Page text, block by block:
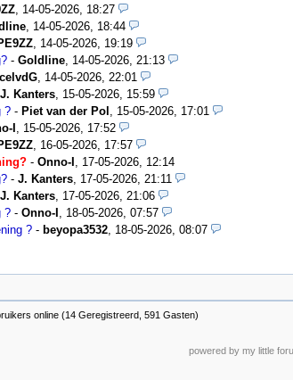
14-05-2026, 18:27
14-05-2026, 18:44
14-05-2026, 19:19
- Goldline 14-05-2026, 21:13
14-05-2026, 22:01
J. Kanters 15-05-2026, 15:59
? - Piet van der Pol
15-05-2026, 17:01
I
15-05-2026, 17:52
16-05-2026, 17:57
- Onno-I
17-05-2026, 12:14
- J. Kanters 17-05-2026, 21:11
J. Kanters 17-05-2026, 21:06
? - Onno-I
18-05-2026, 07:57
? - beyopa3532 18-05-2026, 08:07
online (14 Geregistreerd, 591 Gasten)
powered by my little